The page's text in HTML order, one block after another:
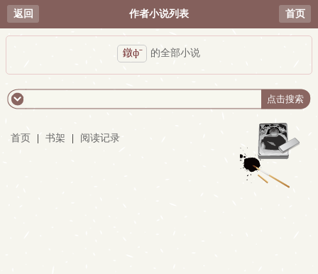
返回 作者小说列表 首页
鐓фˉ 的全部小说
首页 书架 阅读记录